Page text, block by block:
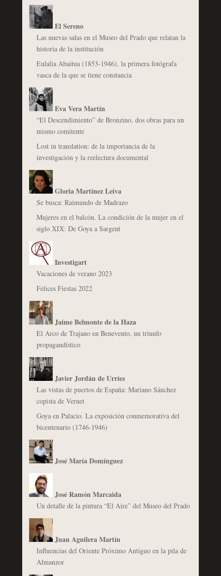
El Sereno
Las nuevas salas en el Museo del Prado que relatan la
historia de la institución
Eulalia Abaitua (1853-1946), la primera fotógrafa
vasca de la que se tiene constancia
Eva Vera Martín
“El Descendimiento” de Bronzino, dos obras para un
mismo comitente
Lost in translation: de la importancia de la
investigación y la reelectura documental
Gloria Martínez Leiva
Se busca: Raimundo de Madrazo
Mujeres en el balcón. La condición de la mujer en el
siglo XIX: De Goya a Sargent
Investigart
Vacaciones de verano 2023
Felices Fiestas 2022
Jaime Belmonte de la Haza
El Arco de Trajano en Benevento, un triunfo
propagandístico
Javier Jordán de Urríes
Las vistas de puertos de España: Mariano Sánchez
copista de Vernet
Goya en Palacio. La exposición conmemorativa del
bicentenario (1746-1946)
José María Domínguez
José Ramón Marcaida
Un detalle de la pintura “El Aire” del Museo del Prado
Juan Aguilera Martín
Influencias del Oriente Próximo Antiguo en la pila de
Almanzor